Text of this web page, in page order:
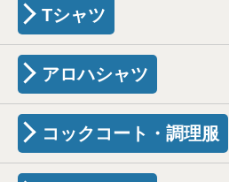
Tシャツ
アロハシャツ
コックコート・調理服